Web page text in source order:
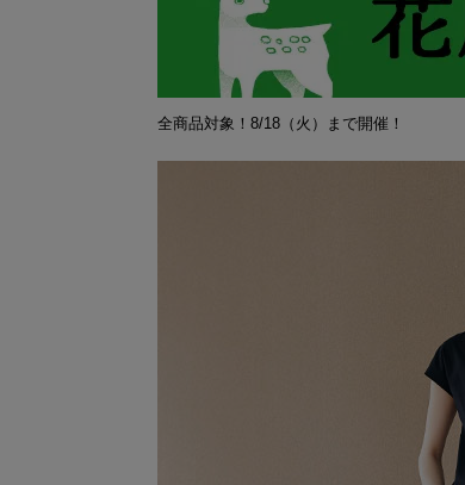
全商品対象！8/18（火）まで開催！